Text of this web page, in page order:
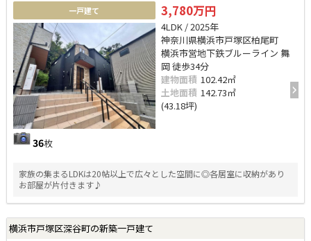
一戸建て
36枚
3,780万円
4LDK / 2025年
神奈川県横浜市戸塚区柏尾町
横浜市営地下鉄ブルーライン 舞
岡 徒歩34分
建物面積 102.42㎡
土地面積 142.73㎡
(43.18坪)
家族の集まるLDKは20帖以上で広々とした空間に◎各居室に収納があり
お部屋が片付きます♪
横浜市戸塚区深谷町の新築一戸建て